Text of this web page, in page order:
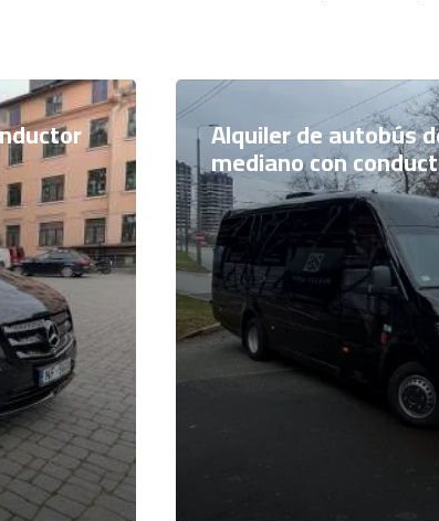
Alquiler de autobús
mediano con